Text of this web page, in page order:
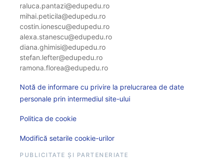
raluca.pantazi@edupedu.ro
mihai.peticila@edupedu.ro
costin.ionescu@edupedu.ro
alexa.stanescu@edupedu.ro
diana.ghimisi@edupedu.ro
stefan.lefter@edupedu.ro
ramona.florea@edupedu.ro
Notă de informare cu privire la prelucrarea de date
personale prin intermediul site-ului
Politica de cookie
Modifică setarile cookie-urilor
PUBLICITATE ȘI PARTENERIATE